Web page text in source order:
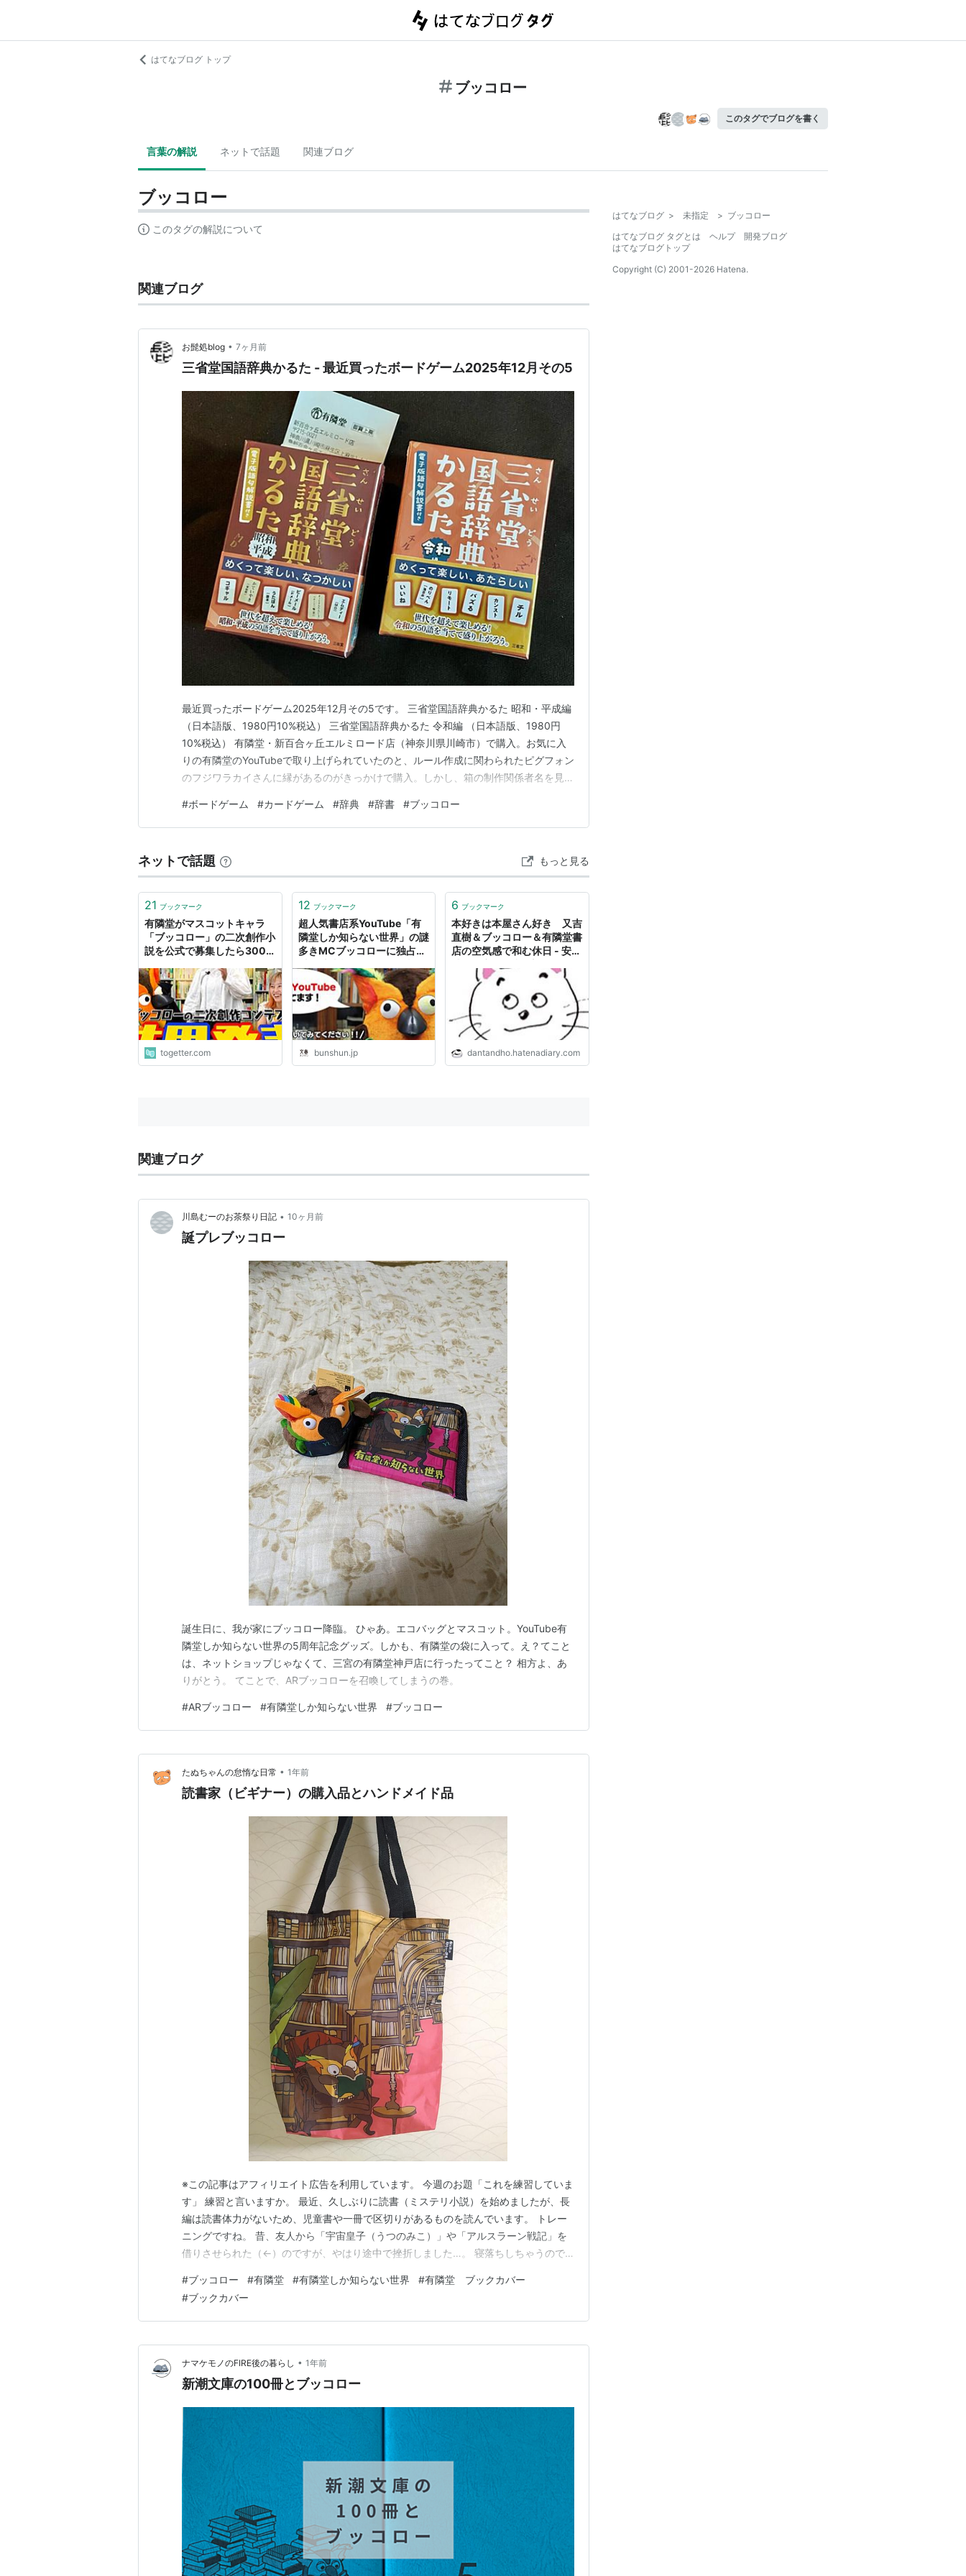
はてなブログ トップ
ブッコロー
このタグでブログを書く
言葉の解説 ネットで話題 関連ブログ
ブッコロー
このタグの解説について
関連ブログ
お髭処blog • 7ヶ月前
三省堂国語辞典かるた - 最近買ったボードゲーム2025年12月その5
最近買ったボードゲーム2025年12月その5です。 三省堂国語辞典かるた 昭和・平成編
（日本語版、1980円10%税込） 三省堂国語辞典かるた 令和編 （日本語版、1980円
10%税込） 有隣堂・新百合ヶ丘エルミロード店（神奈川県川崎市）で購入。お気に入
りの有隣堂のYouTubeで取り上げられていたのと、ルール作成に関わられたピグフォン
のフジワラカイさんに縁があるのがきっかけで購入。しかし、箱の制作関係者名を見る
ログの関連記事 建て替え前の三省堂書店神保町本店へ行ってきた 神保町散歩コース
2025年5月 - 本・カ…
#ボードゲーム #カードゲーム #辞典 #辞書 #ブッコロー
ネットで話題 もっと見る
21 ブックマーク
有隣堂がマスコットキャラ
「ブッコロー」の二次創作小
説を公式で募集したら300
togetter.com
12 ブックマーク
超人気書店系YouTube「有
隣堂しか知らない世界」の謎
多きMCブッコローに独占取
せる特殊紙、文具女子博の謎
に迫る | 文春オンライン
bunshun.jp
6 ブックマーク
本好きは本屋さん好き 又吉
直樹＆ブッコロー＆有隣堂書
店の空気感で和む休日 - 安心
dantandho.hatenadiary.com
関連ブログ
川島むーのお茶祭り日記 • 10ヶ月前
誕プレブッコロー
誕生日に、我が家にブッコロー降臨。 ひゃあ。エコバッグとマスコット。YouTube有
隣堂しか知らない世界の5周年記念グッズ。しかも、有隣堂の袋に入って。え？てこと
は、ネットショップじゃなくて、三宮の有隣堂神戸店に行ったってこと？ 相方よ、あ
りがとう。 てことで、ARブッコローを召喚してしまうの巻。
#ARブッコロー #有隣堂しか知らない世界 #ブッコロー
たぬちゃんの怠惰な日常 • 1年前
読書家（ビギナー）の購入品とハンドメイド品
※この記事はアフィリエイト広告を利用しています。 今週のお題「これを練習していま
す」 練習と言いますか。 最近、久しぶりに読書（ミステリ小説）を始めましたが、長
編は読書体力がないため、児童書や一冊で区切りがあるものを読んでいます。 トレー
ニングですね。 昔、友人から「宇宙皇子（うつのみこ）」や「アルスラーン戦記」を
借りさせられた（←）のですが、やはり途中で挫折しました…。 寝落ちしちゃうので
ガラリと変わりました。 オソロシイ…。 その中で最近見ているのは「有隣堂しか知ら
ない世界」。 ご存知、本屋さんの有隣…
#ブッコロー #有隣堂 #有隣堂しか知らない世界 #有隣堂 ブックカバー
#ブックカバー
ナマケモノのFIRE後の暮らし • 1年前
新潮文庫の100冊とブッコロー
はてなブログ > 未指定 > ブッコロー
はてなブログ タグとは
ヘルプ
開発ブログ
はてなブログトップ
Copyright (C) 2001-2026 Hatena.